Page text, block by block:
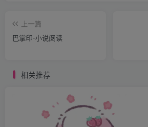
何副司令在30下以后终于不在继续虐。
了，而此时的何晨光已经力的趴在床上。
小心的何副司令把药膏涂抹在何晨光的屁
后来何晨光还是进入部队，经过努力进
部队，并且手刃了杀父仇人，当然这是
上一篇
巴掌印-小说阅读
相关推荐